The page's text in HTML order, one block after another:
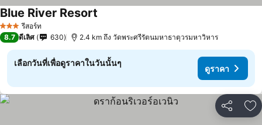
3 ดาว รีสอร์ท
Blue River Resort
8.7 ดีเลิศ 630 2.4 km ถึง วัดพระศรีรัตนมหาธาตุวรมหาวิหาร
เลือกวันที่เพื่อดูราคาในวันนั้นๆ
ดูราคา
แชร์ เ